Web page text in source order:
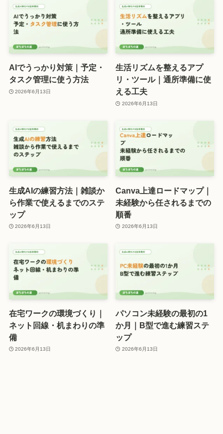
AIでうっかり対策｜予定・
タスク管理に使う方法
2026年6月13日
生活リズムを整えるアプ
リ・ツール｜通所準備に使
える工夫
2026年6月13日
生成AIの練習方法｜雑談か
ら作業で使えるまでのステ
ップ
2026年6月13日
Canva上達ロードマップ｜
未経験から任されるまでの
順番
2026年6月13日
在宅ワークの環境づくり｜
ネット回線・机まわりの準
備
2026年6月13日
パソコン未経験の最初の1
か月｜B型で進む練習ステ
ップ
2026年6月13日